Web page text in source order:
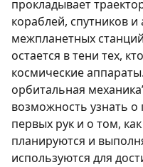
прокладывает
кораблей, спутников и
межпланетных
остается в тени тех,
космические
орбитальная
возможность узнать о
первых рук и о том,
планируются и
используются для